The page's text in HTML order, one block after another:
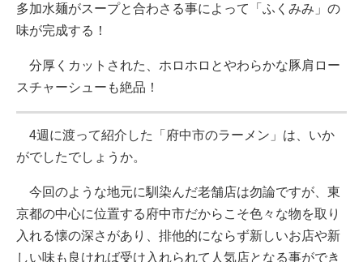
多加水麺がスープと合わさる事によって「ふくみみ」の
味が完成する！
分厚くカットされた、ホロホロとやわらかな豚肩ロー
スチャーシューも絶品！
4週に渡って紹介した「府中市のラーメン」は、いか
がでしたでしょうか。
今回のような地元に馴染んだ老舗店は勿論ですが、東
京都の中心に位置する府中市だからこそ色々な物を取り
入れる懐の深さがあり、排他的にならず新しいお店や新
しい味も良ければ受け入れられて人気店となる事ができ